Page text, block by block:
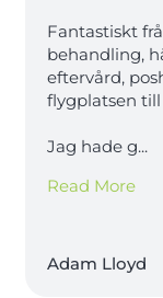
Fantastiskt
behandling,
eftervård,
flygplatsen
Jag hade g...
Read More
Adam Lloyd